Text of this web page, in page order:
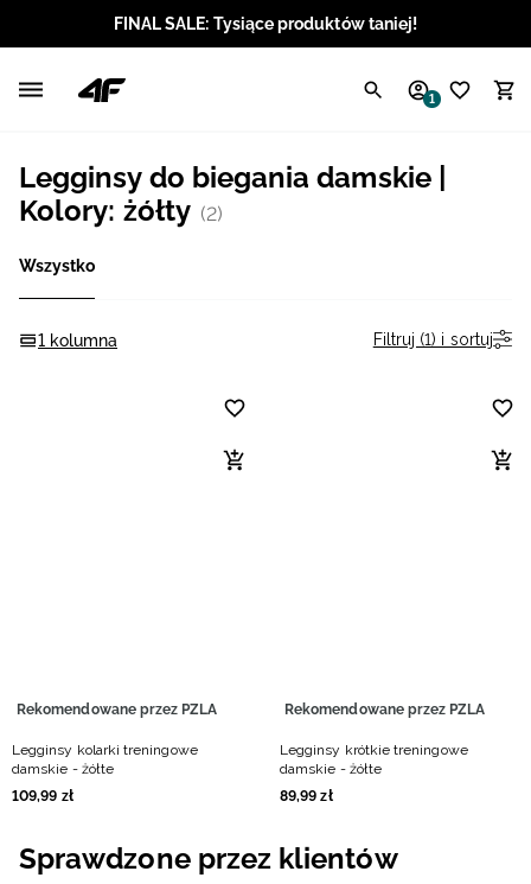
FINAL SALE: Tysiące produktów taniej!
1
Legginsy do biegania damskie |
Kolory: żółty (2)
Wszystko
1 kolumna Filtruj (1) i sortuj
Rekomendowane przez PZLA
Legginsy kolarki treningowe
damskie - żółte
109,99 zł
Rekomendowane przez PZLA
Legginsy krótkie treningowe
damskie - żółte
89,99 zł
Sprawdzone przez klientów
Angielski / USD